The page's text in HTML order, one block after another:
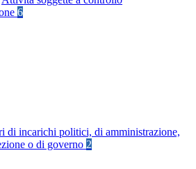
6
di incarichi politici, di amministrazione,
o di governo 2